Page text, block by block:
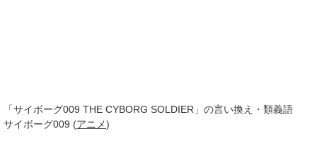
「サイボーグ009 THE CYBORG SOLDIER 」の言い換え・類義語
サイボーグ009 (アニメ)